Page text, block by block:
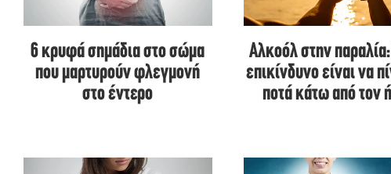
6 κρυφά σημάδια στο σώμα
που μαρτυρούν φλεγμονή
στο έντερο
Αλκοόλ στην
επικίνδυνο είναι να
ποτά κάτω από τον